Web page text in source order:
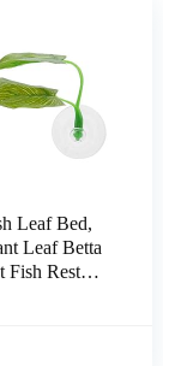
Leaf Bed,
Leaf Betta
Fish Rest